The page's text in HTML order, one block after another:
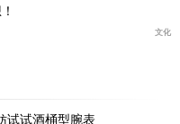
文化
试试酒桶型腕表